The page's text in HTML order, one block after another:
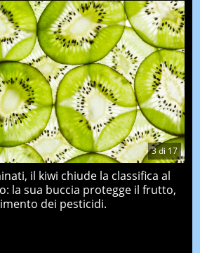
3di 17
il kiwi chiude la classifica al
la sua buccia protegge il frutto,
dei pesticidi.